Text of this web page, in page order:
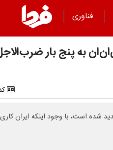
فناوری
به پنج بار
کد
شده است، با وجود اینکه ایران